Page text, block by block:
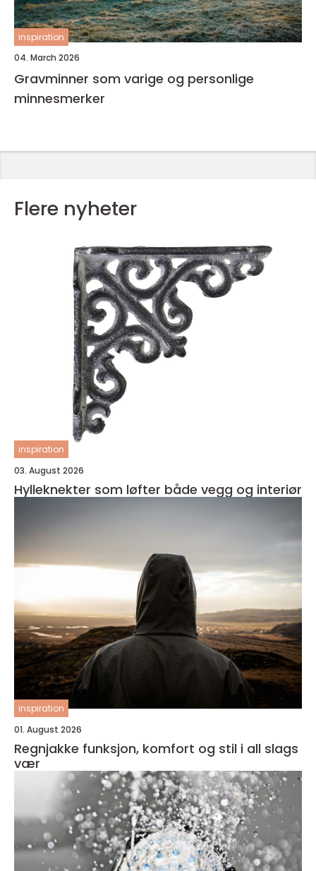
inspiration
04. March 2026
Gravminner som varige og personlige
minnesmerker
Flere nyheter
inspiration
03. August 2026
Hylleknekter som løfter både vegg og interiør
inspiration
01. August 2026
Regnjakke funksjon, komfort og stil i all slags
vær